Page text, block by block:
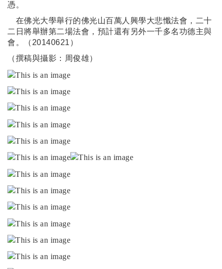
憑。
在佛光大學舉行的佛光山百萬人興學大悲懺法會，二十
二日將舉辦第二場法會，預計還有另外一千多名功德主與
會。（ 20140621 ）
（撰稿與攝影：周俊雄）